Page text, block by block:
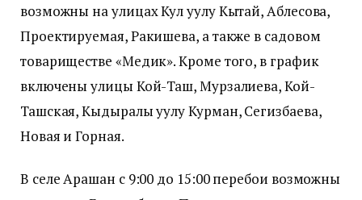
возможны на улицах Кул уулу Кытай, Аблесова,
Проектируемая, Ракишева, а также в садовом
товариществе «Медик». Кроме того, в график
включены улицы Кой-Таш, Мурзалиева, Кой-
Ташская, Кыдыралы уулу Курман, Сегизбаева,
Новая и Горная.
В селе Арашан с 9:00 до 15:00 перебои возможны